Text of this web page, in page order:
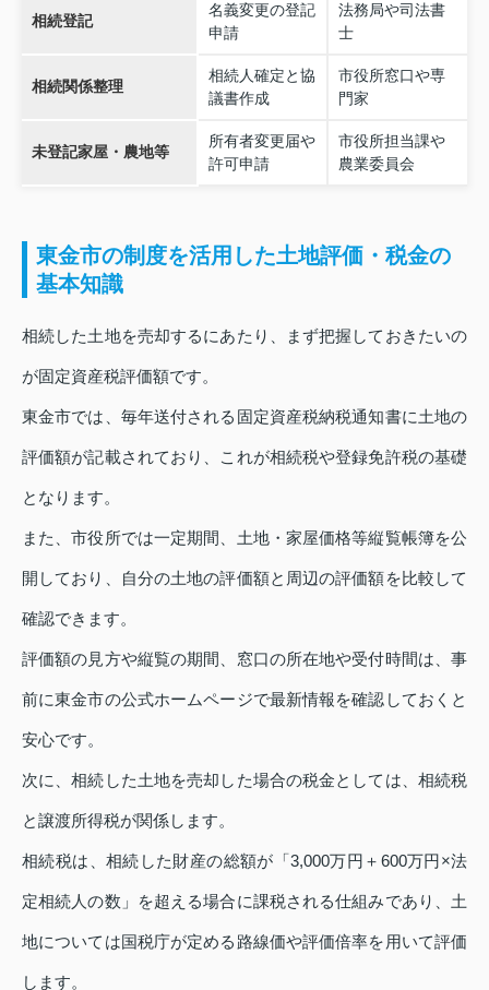
相続登記
名義変更の登記
申請
法務局や司法書
士
相続関係整理
相続人確定と協
議書作成
市役所窓口や専
門家
未登記家屋・農地等
所有者変更届や
許可申請
市役所担当課や
農業委員会
東金市の制度を活用した土地評価・税金の
基本知識
相続した土地を売却するにあたり、まず把握しておきたいの
が固定資産税評価額です。
東金市では、毎年送付される固定資産税納税通知書に土地の
評価額が記載されており、これが相続税や登録免許税の基礎
となります。
また、市役所では一定期間、土地・家屋価格等縦覧帳簿を公
開しており、自分の土地の評価額と周辺の評価額を比較して
確認できます。
評価額の見方や縦覧の期間、窓口の所在地や受付時間は、事
前に東金市の公式ホームページで最新情報を確認しておくと
安心です。
次に、相続した土地を売却した場合の税金としては、相続税
と譲渡所得税が関係します。
相続税は、相続した財産の総額が「3,000万円＋600万円×法
定相続人の数」を超える場合に課税される仕組みであり、土
地については国税庁が定める路線価や評価倍率を用いて評価
します。